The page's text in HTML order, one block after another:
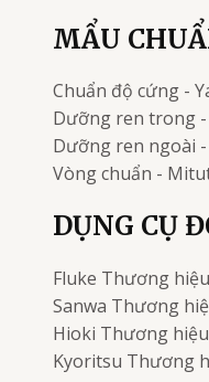
MẨU
Chuẩn độ cứng -
Dưỡng ren trong
Dưỡng ren ngoài
Vòng chuẩn -
DỤNG CỤ
Fluke Thương hiệu
Sanwa Thương
Hioki Thương hiệu
Kyoritsu Thương